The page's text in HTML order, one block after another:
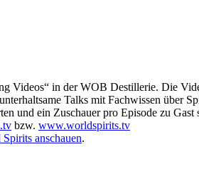
Videos“ in der WOB Destillerie. Die
Talks mit Fachwissen über
und ein Zuschauer pro Episode zu
bzw. www.worldspirits.tv
anschauen.